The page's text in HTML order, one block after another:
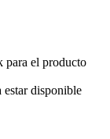
para el producto
estar disponible